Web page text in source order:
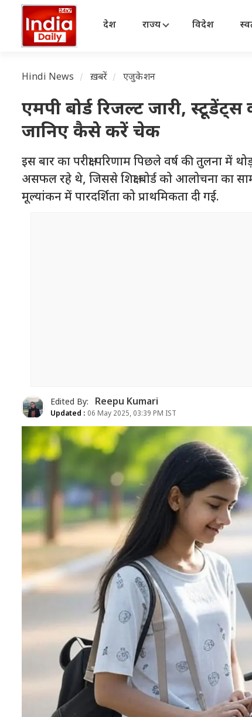
देश राज्य विदेश
Hindi News ख़बरें एजुकेशन
एमपी बोर्ड रिजल्ट जारी,
जानिए कैसे करें चेक
इस बार का परीक्षा परिणाम पिछले वर्ष की तुलना में
असफल रहे थे, जिससे शिक्षा बोर्ड को आलोचना का
मूल्यांकन में पारदर्शिता को प्राथमिकता दी गई.
Edited By: Reepu Kumari
Updated : 06 May 2025, 03:39 PM IST